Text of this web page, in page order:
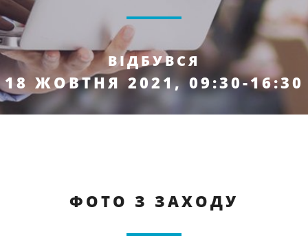
ВІДБУВСЯ
18 ЖОВТНЯ 2021, 09:30-16:30
ФОТО З ЗАХОДУ